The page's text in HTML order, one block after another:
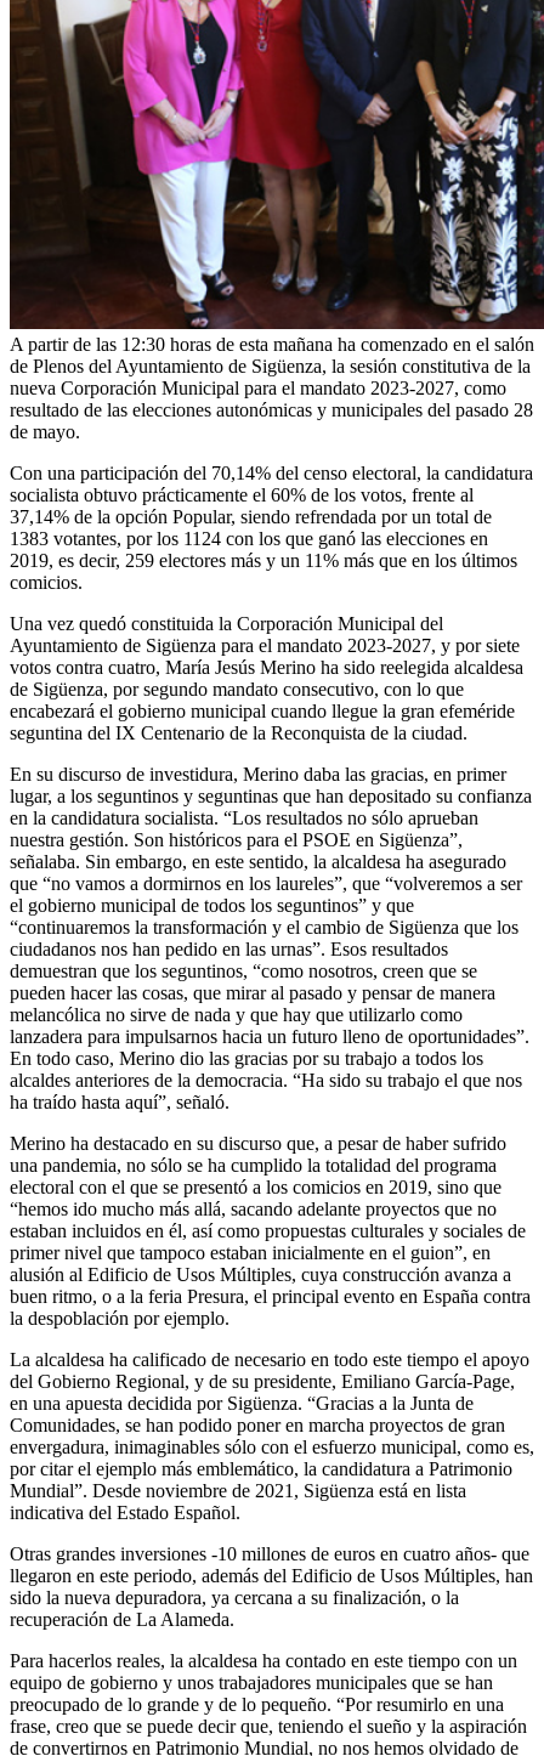
A partir de las 12:30 horas de esta mañana ha comenzado en el salón
de Plenos del Ayuntamiento de Sigüenza, la sesión constitutiva de la
nueva Corporación Municipal para el mandato 2023-2027, como
resultado de las elecciones autonómicas y municipales del pasado 28
de mayo.
Con una participación del 70,14% del censo electoral, la candidatura
socialista obtuvo prácticamente el 60% de los votos, frente al
37,14% de la opción Popular, siendo refrendada por un total de
1383 votantes, por los 1124 con los que ganó las elecciones en
2019, es decir, 259 electores más y un 11% más que en los últimos
comicios.
Una vez quedó constituida la Corporación Municipal del
Ayuntamiento de Sigüenza para el mandato 2023-2027, y por siete
votos contra cuatro, María Jesús Merino ha sido reelegida alcaldesa
de Sigüenza, por segundo mandato consecutivo, con lo que
encabezará el gobierno municipal cuando llegue la gran efeméride
seguntina del IX Centenario de la Reconquista de la ciudad.
En su discurso de investidura, Merino daba las gracias, en primer
lugar, a los seguntinos y seguntinas que han depositado su confianza
en la candidatura socialista. “Los resultados no sólo aprueban
nuestra gestión. Son históricos para el PSOE en Sigüenza”,
señalaba. Sin embargo, en este sentido, la alcaldesa ha asegurado
que “no vamos a dormirnos en los laureles”, que “volveremos a ser
el gobierno municipal de todos los seguntinos” y que
“continuaremos la transformación y el cambio de Sigüenza que los
ciudadanos nos han pedido en las urnas”. Esos resultados
demuestran que los seguntinos, “como nosotros, creen que se
pueden hacer las cosas, que mirar al pasado y pensar de manera
melancólica no sirve de nada y que hay que utilizarlo como
lanzadera para impulsarnos hacia un futuro lleno de oportunidades”.
En todo caso, Merino dio las gracias por su trabajo a todos los
alcaldes anteriores de la democracia. “Ha sido su trabajo el que nos
ha traído hasta aquí”, señaló.
Merino ha destacado en su discurso que, a pesar de haber sufrido
una pandemia, no sólo se ha cumplido la totalidad del programa
electoral con el que se presentó a los comicios en 2019, sino que
“hemos ido mucho más allá, sacando adelante proyectos que no
estaban incluidos en él, así como propuestas culturales y sociales de
primer nivel que tampoco estaban inicialmente en el guion”, en
alusión al Edificio de Usos Múltiples, cuya construcción avanza a
buen ritmo, o a la feria Presura, el principal evento en España contra
la despoblación por ejemplo.
La alcaldesa ha calificado de necesario en todo este tiempo el apoyo
del Gobierno Regional, y de su presidente, Emiliano García-Page,
en una apuesta decidida por Sigüenza. “Gracias a la Junta de
Comunidades, se han podido poner en marcha proyectos de gran
envergadura, inimaginables sólo con el esfuerzo municipal, como es,
por citar el ejemplo más emblemático, la candidatura a Patrimonio
Mundial”. Desde noviembre de 2021, Sigüenza está en lista
indicativa del Estado Español.
Otras grandes inversiones -10 millones de euros en cuatro años- que
llegaron en este periodo, además del Edificio de Usos Múltiples, han
sido la nueva depuradora, ya cercana a su finalización, o la
recuperación de La Alameda.
Para hacerlos reales, la alcaldesa ha contado en este tiempo con un
equipo de gobierno y unos trabajadores municipales que se han
preocupado de lo grande y de lo pequeño. “Por resumirlo en una
frase, creo que se puede decir que, teniendo el sueño y la aspiración
de convertirnos en Patrimonio Mundial, no nos hemos olvidado de